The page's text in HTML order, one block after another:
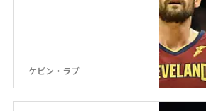
ケビン・ラブ